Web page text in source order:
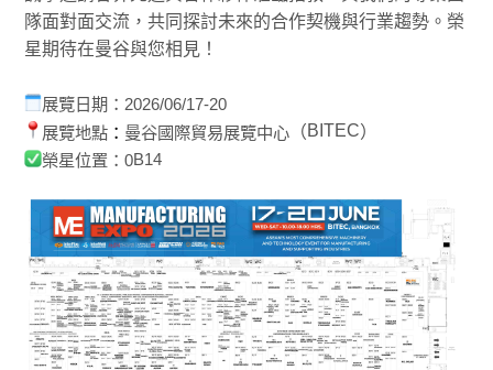
隊面對面交流，共同探討未來的合作契機與行業趨勢。榮
星期待在曼谷與您相見！
展覽日期： 2026/06/17-20
展覽地點 ： 曼谷國際貿易展覽中心 （BITEC）
榮星位置：0B14